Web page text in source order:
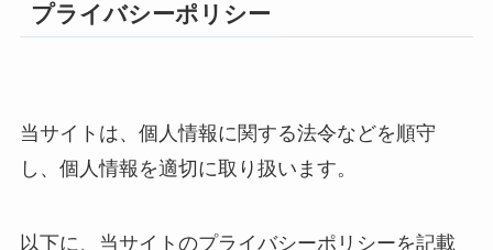
プライバシーポリシー
当サイトは、個人情報に関する法令などを順守
し、個人情報を適切に取り扱います。
以下に、当サイトのプライバシーポリシーを記載